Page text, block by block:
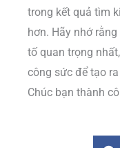
trong kết quả tìm
hơn. Hãy nhớ
tố quan trọng
công sức để tạo
Chúc bạn thành